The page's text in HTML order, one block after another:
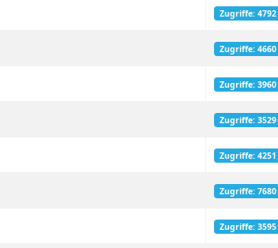
Zugriffe: 4792
Zugriffe: 4660
Zugriffe: 3960
Zugriffe: 3529
Zugriffe: 4251
Zugriffe: 7680
Zugriffe: 3595